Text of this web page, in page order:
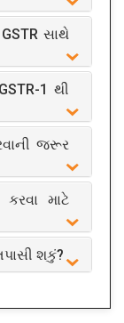
સાથે
1 થી
જરૂર
કરવા માટે
શકું?